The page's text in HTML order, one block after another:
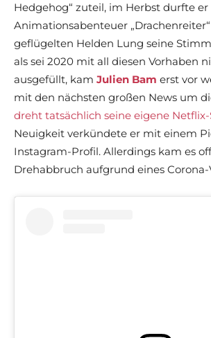
Hedgehog“ zuteil, im Herbst durfte er
Animationsabenteuer
geflügelten Helden Lung seine
als sei 2020 mit all diesen Vorhaben
ausgefüllt, kam Julien Bam erst vor
mit den nächsten großen News um
dreht tatsächlich seine eigene Netflix-
Neuigkeit verkündete er mit einem
Instagram-Profil. Allerdings kam es
Drehabbruch aufgrund eines Corona-